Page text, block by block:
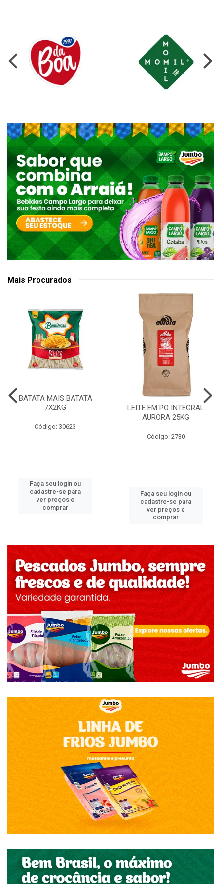
Mais Procurados
BATATA MAIS BATATA
7X2KG
Código: 30623
Faça seu login ou
cadastre-se para
ver preços e
comprar
LEITE EM PO INTEGRAL
AURORA 25KG
Código: 2730
Faça seu login ou
cadastre-se para
ver preços e
comprar